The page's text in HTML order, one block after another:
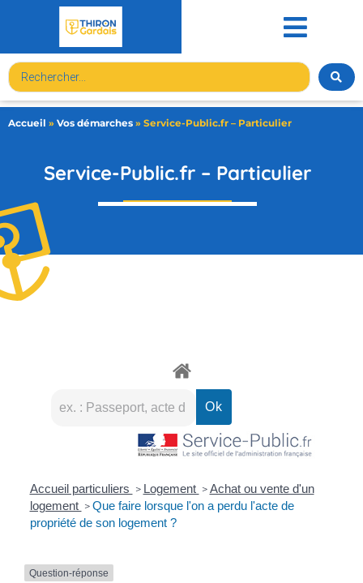
Accueil » Vos démarches » Service-Public.fr – Particulier
Service-Public.fr – Particulier
Accueil particuliers > Logement > Achat ou vente d'un
logement > Que faire lorsque l'on a perdu l'acte de
propriété de son logement ?
Question-réponse